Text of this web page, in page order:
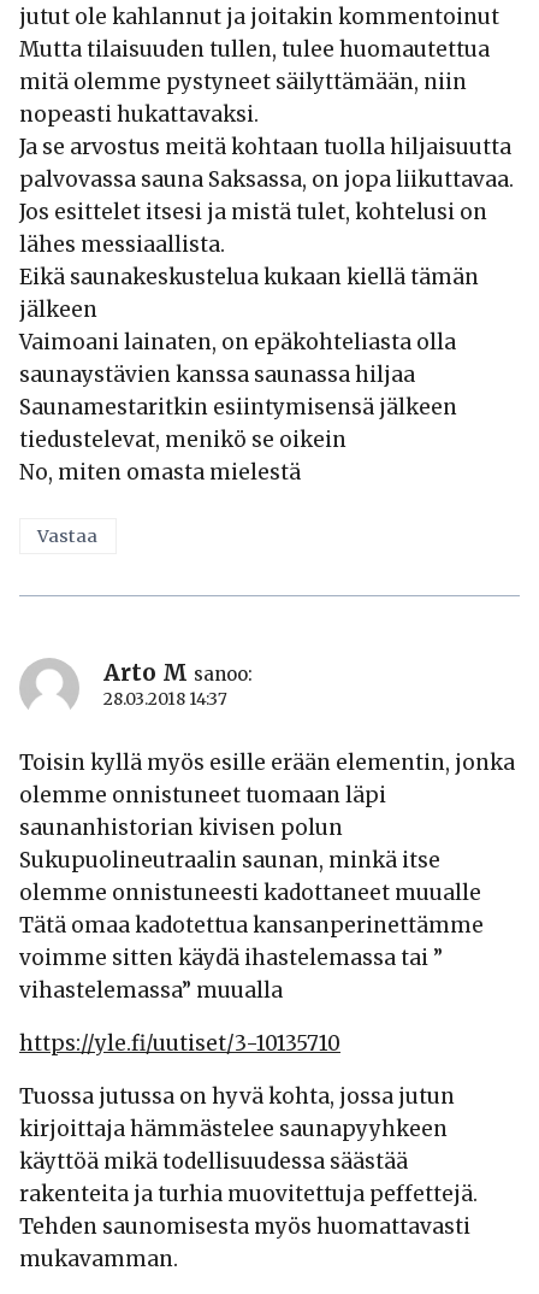
jutut ole kahlannut ja joitakin kommentoinut
Mutta tilaisuuden tullen, tulee huomautettua
mitä olemme pystyneet säilyttämään, niin
nopeasti hukattavaksi.
Ja se arvostus meitä kohtaan tuolla hiljaisuutta
palvovassa sauna Saksassa, on jopa liikuttavaa.
Jos esittelet itsesi ja mistä tulet, kohtelusi on
lähes messiaallista.
Eikä saunakeskustelua kukaan kiellä tämän
jälkeen
Vaimoani lainaten, on epäkohteliasta olla
saunaystävien kanssa saunassa hiljaa
Saunamestaritkin esiintymisensä jälkeen
tiedustelevat, menikö se oikein
No, miten omasta mielestä
Vastaa
Arto M sanoo:
28.03.2018 14:37
Toisin kyllä myös esille erään elementin, jonka
olemme onnistuneet tuomaan läpi
saunanhistorian kivisen polun
Sukupuolineutraalin saunan, minkä itse
olemme onnistuneesti kadottaneet muualle
Tätä omaa kadotettua kansanperinettämme
voimme sitten käydä ihastelemassa tai ”
vihastelemassa” muualla
https://yle.fi/uutiset/3-10135710
Tuossa jutussa on hyvä kohta, jossa jutun
kirjoittaja hämmästelee saunapyyhkeen
käyttöä mikä todellisuudessa säästää
rakenteita ja turhia muovitettuja peffettejä.
Tehden saunomisesta myös huomattavasti
mukavamman.